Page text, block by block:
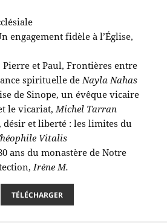
engagement fidèle à l’Église,
Pierre et Paul, Frontières entre
spirituelle deNayla Nahas
de Sinope, un évêque vicaire
le vicariat,Michel Tarran
désir et liberté : les limites du
Vitalis
ans du monastère de Notre
Irène M.
TÉLÉCHARGER